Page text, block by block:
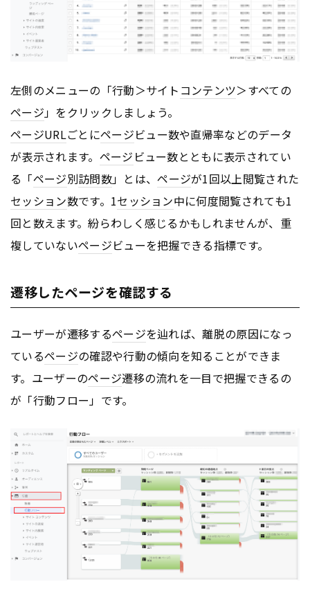
左側のメニューの「行動＞サイト コンテンツ＞すべての
ページ」をクリックしましょう。
ページURLごとにページビュー数や直帰率などのデータ
が表示されます。 ページ ビュー数とともに表示されてい
る「ページ別訪問数」とは、ページが1回以上閲覧された
セッション数です。1セッション中に何度閲覧されても1
回と数えます。紛らわしく感じるかもしれませんが、重
複していないページビューを把握できる指標です。
遷移したページを確認する
ユーザーが遷移するページを辿れば、離脱の原因になっ
ているページの確認や行動の傾向を知ることができま
す。ユーザーのページ遷移の流れを一目で把握できるの
が「行動フロー」です。